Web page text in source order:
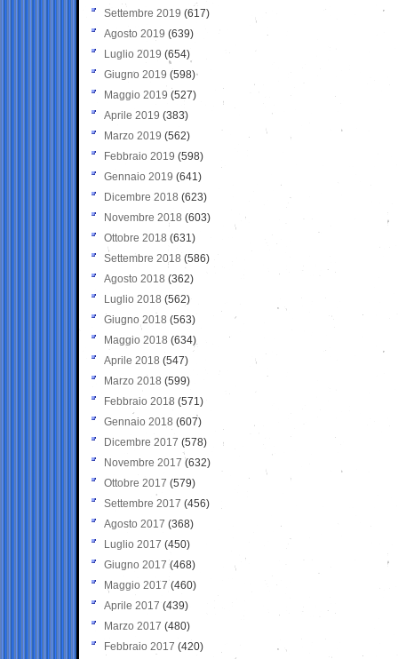
Settembre 2019 (617)
Agosto 2019 (639)
Luglio 2019 (654)
Giugno 2019 (598)
Maggio 2019 (527)
Aprile 2019 (383)
Marzo 2019 (562)
Febbraio 2019 (598)
Gennaio 2019 (641)
Dicembre 2018 (623)
Novembre 2018 (603)
Ottobre 2018 (631)
Settembre 2018 (586)
Agosto 2018 (362)
Luglio 2018 (562)
Giugno 2018 (563)
Maggio 2018 (634)
Aprile 2018 (547)
Marzo 2018 (599)
Febbraio 2018 (571)
Gennaio 2018 (607)
Dicembre 2017 (578)
Novembre 2017 (632)
Ottobre 2017 (579)
Settembre 2017 (456)
Agosto 2017 (368)
Luglio 2017 (450)
Giugno 2017 (468)
Maggio 2017 (460)
Aprile 2017 (439)
Marzo 2017 (480)
Febbraio 2017 (420)